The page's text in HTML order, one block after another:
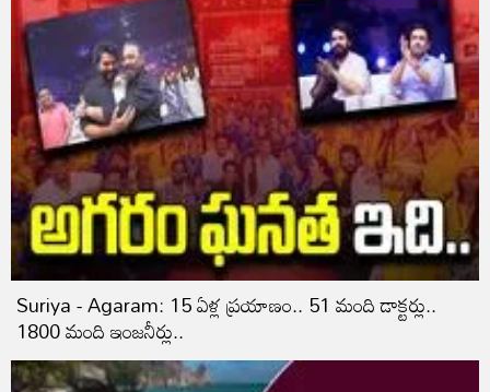
Suriya - Agaram: 15 ఏళ్ల ప్రయాణం.. 51 మంది డాక్టర్లు..
1800 మంది ఇంజనీర్లు..